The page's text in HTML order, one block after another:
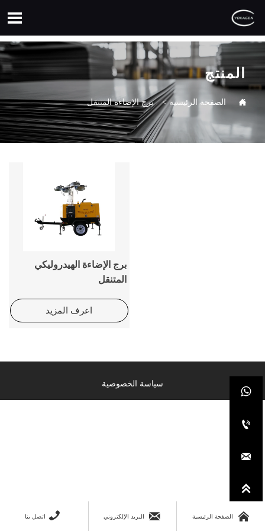

المنتج
 الصفحة الرئيسية> برج الإضاءة المتنقل
برج الإضاءة الهيدروليكي
المتنقل
اعرف المزيد
سياسة الخصوصية
 الصفحة الرئيسية  البريد الإلكتروني  اتصل بنا



